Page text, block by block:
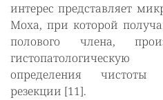
интерес представляет
Моха, при которой
полового члена,
определения чистоты
резекции [11].